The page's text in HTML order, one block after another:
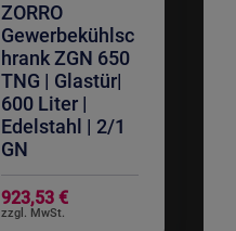
ZORRO
Gewerbekühlsc
hrank ZGN 650
TNG | Glastür|
600 Liter |
Edelstahl | 2/1
GN
923,53 €